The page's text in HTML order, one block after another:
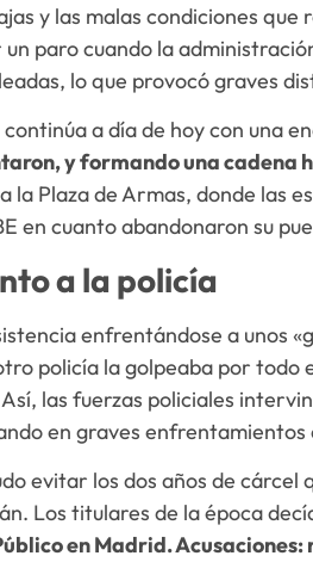
y las malas condiciones
paro cuando la
lo que provocó graves
a día de hoy con una
y formando una cadena
la Plaza de Armas, donde las
en cuanto abandonaron su
a la policía
enfrentándose a unos
policía la golpeaba por todo
las fuerzas policiales
en graves enfrentamientos
evitar los dos años de cárcel
Los titulares de la época
en Madrid.